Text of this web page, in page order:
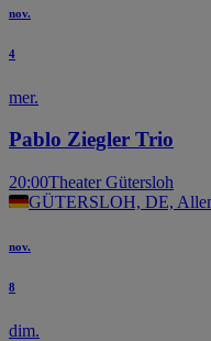
nov.
4
mer.
Pablo Ziegler Trio
20:00Theater Gütersloh
GÜTERSLOH, DE,
nov.
8
dim.